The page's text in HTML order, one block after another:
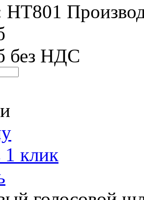
HT801
без НДС
1 клик